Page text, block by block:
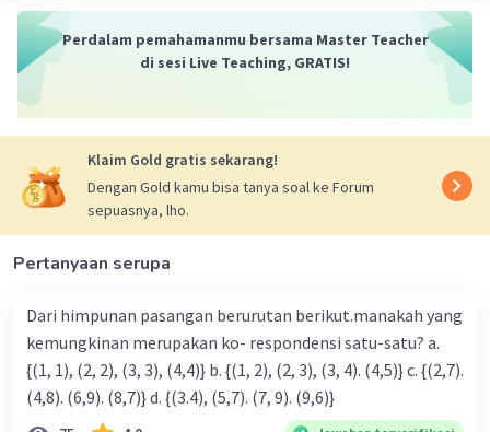
Perdalam pemahamanmu bersama Master Teacher
di sesi Live Teaching, GRATIS!
Klaim Gold gratis sekarang!
Dengan Gold kamu bisa tanya soal ke Forum
sepuasnya, lho.
Pertanyaan serupa
Dari himpunan pasangan berurutan berikut.manakah yang
kemungkinan merupakan ko- respondensi satu-satu? a.
{(1, 1), (2, 2), (3, 3), (4,4)} b. {(1, 2), (2, 3), (3, 4). (4,5)} c. {(2,7).
(4,8). (6,9). (8,7)} d. {(3.4), (5,7). (7, 9). (9,6)}